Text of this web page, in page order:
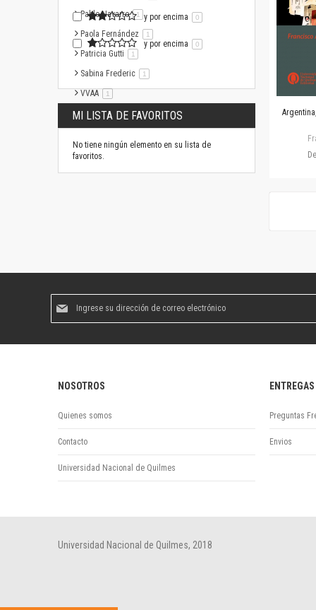
Pablo Navarro 1 artículo
Paola Fernández 1
Patricia Gutti 1
Sabina Frederic 1
VVAA 1
y por encima 0
y por encima 0
MI LISTA DE FAVORITOS
No tiene ningún elemento en su lista de
favoritos.
boletín
NOSOTROS
Quienes somos
Contacto
Universidad Nacional de Quilmes
ENTREGAS
Preguntas
Envios
Universidad Nacional de Quilmes, 2018